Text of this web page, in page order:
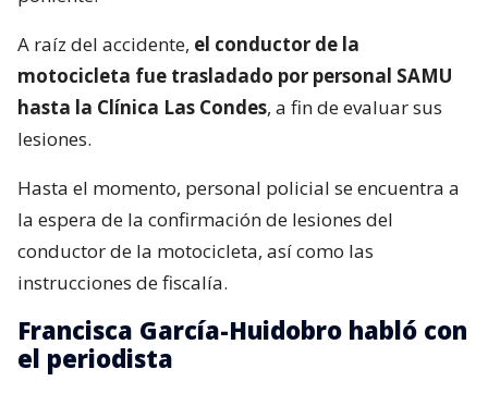
A raíz del accidente, el conductor de la
motocicleta fue trasladado por personal SAMU
hasta la Clínica Las Condes, a fin de evaluar sus
lesiones.
Hasta el momento, personal policial se encuentra a
la espera de la confirmación de lesiones del
conductor de la motocicleta, así como las
instrucciones de fiscalía.
Francisca García-Huidobro habló con
el periodista